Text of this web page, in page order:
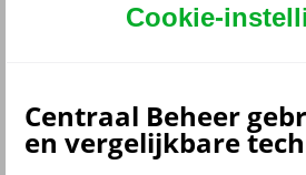
Aansprakelijkheidsverzekering
Annuleringsverzekering
Autoverzekering
Bromfietsverzekering
Cookie-
Centraal Beheer
en vergelijkbare